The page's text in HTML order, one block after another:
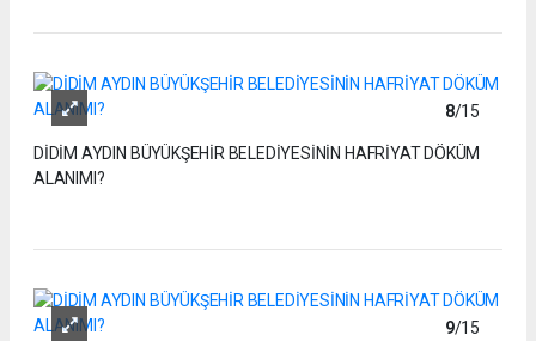
8/15
DİDİM AYDIN BÜYÜKŞEHİR BELEDİYESİNİN HAFRİYAT DÖKÜM
ALANIMI?
9/15